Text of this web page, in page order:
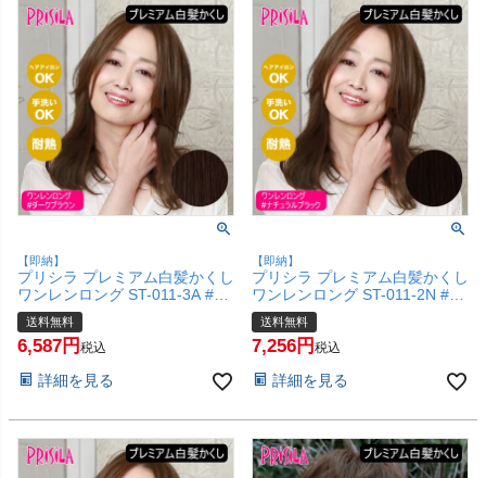
【即納】
プリシラ プレミアム白髪かくし
ワンレンロング ST-011-3A #ダ
ークブラウン 【白髪隠し 広範
囲タイプ カバー ピンポイント
頭頂部ウィッグ つけ毛 かつら
お手軽 普段使い】【宅配便送料
送料無料
6,587 税込
詳細を見る
【即納】
プリシラ プレミアム白髪かくし
ワンレンロング ST-011-2N #ナ
チュラルブラック 【白髪隠し
広範囲タイプ カバー ピンポイ
ント 頭頂部ウィッグ つけ毛 か
簡単 お手軽 普段使い】【宅配
送料無料
7,256 税込
詳細を見る